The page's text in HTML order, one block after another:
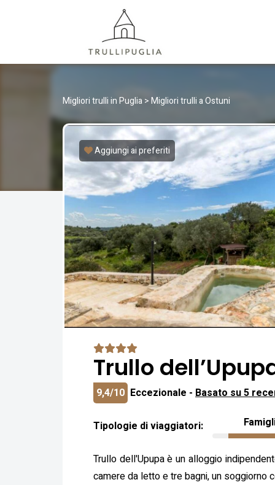
Migliori trulli in Puglia>Migliori trulli a Ostuni
Aggiungi ai preferiti
Trullo
9,4/10 Eccezionale - Basato su 5
Tipologie di viaggiatori:
Trullo dell'Upupa è un alloggio
camere da letto e tre bagni, un soggiorno